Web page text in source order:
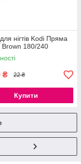
нігтів Kodi Пряма
Brown 180/240
₴ 22 ₴
Купити